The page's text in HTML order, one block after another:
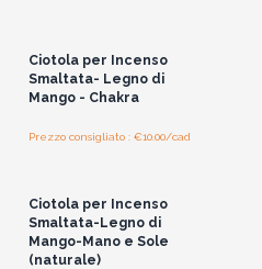
Ciotola per Incenso
Smaltata- Legno di
Mango - Chakra
Prezzo consigliato : €10.00/cad
Ciotola per Incenso
Smaltata-Legno di
Mango-Mano e Sole
(naturale)